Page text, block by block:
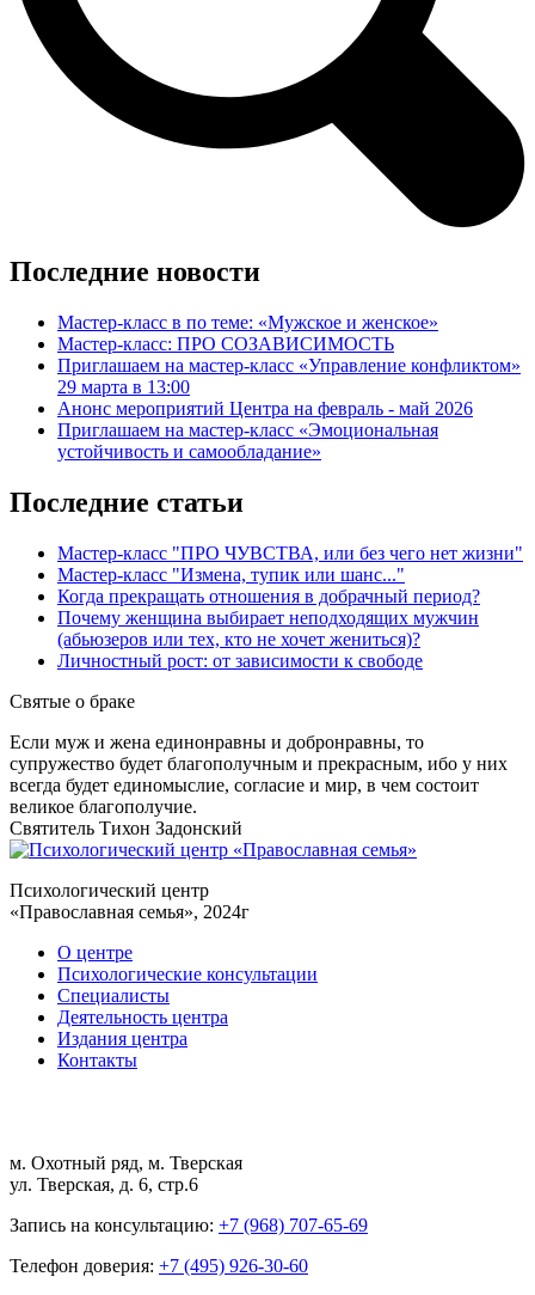
Последние новости
Мастер-класс в по теме: «Мужское и женское»
Мастер-класс: ПРО СОЗАВИСИМОСТЬ
Приглашаем на мастер-класс «Управление конфликтом»
29 марта в 13:00
Анонс мероприятий Центра на февраль - май 2026
Приглашаем на мастер-класс «Эмоциональная
устойчивость и самообладание»
Последние статьи
Мастер-класс "ПРО ЧУВСТВА, или без чего нет жизни"
Мастер-класс "Измена, тупик или шанс..."
Когда прекращать отношения в добрачный период?
Почему женщина выбирает неподходящих мужчин
(абьюзеров или тех, кто не хочет жениться)?
Личностный рост: от зависимости к свободе
Святые о браке
Если муж и жена единонравны и добронравны, то
супружество будет благополучным и прекрасным, ибо у них
всегда будет единомыслие, согласие и мир, в чем состоит
великое благополучие.
Святитель Тихон Задонский
Психологический центр
«Православная семья», 2024г
О центре
Психологические консультации
Специалисты
Деятельность центра
Издания центра
Контакты
м. Охотный ряд, м. Тверская
ул. Тверская, д. 6, стр.6
Запись на консультацию: +7 (968) 707-65-69
Телефон доверия: +7 (495) 926-30-60